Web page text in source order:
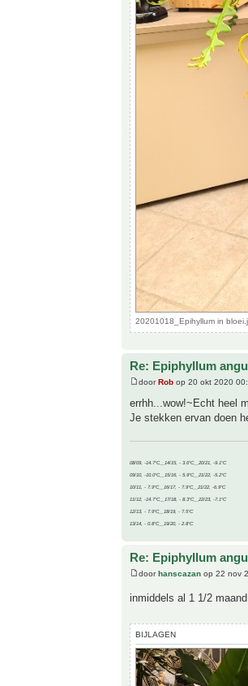
20201018_Epihyllum in
Re: Epiphyllum
doorRob op 20 okt 2020
errhh...wow!~Echt heel
Je stekken ervan doen
08/09, -14.7°C__14/15, - 3.6°C__20/21, -9.1°C
09/10, -10.0°C__15/16, - 5.9°C__21/22, -5.2°C
10/11, - 7.9°C__16/17, - 7.9°C__21/22, -6.9°C
11/12, -14.7°C__17/18, - 8.3°C__22/23, -7.1°C
12/13, - 7.9°C__18/19, - 7.5°C
13/14, - 0.8°C__19/20, - 2.8°C
Re: Epiphyllum
doorhanscazan op 22 nov
inmiddels al 1 1/2
BIJLAGEN